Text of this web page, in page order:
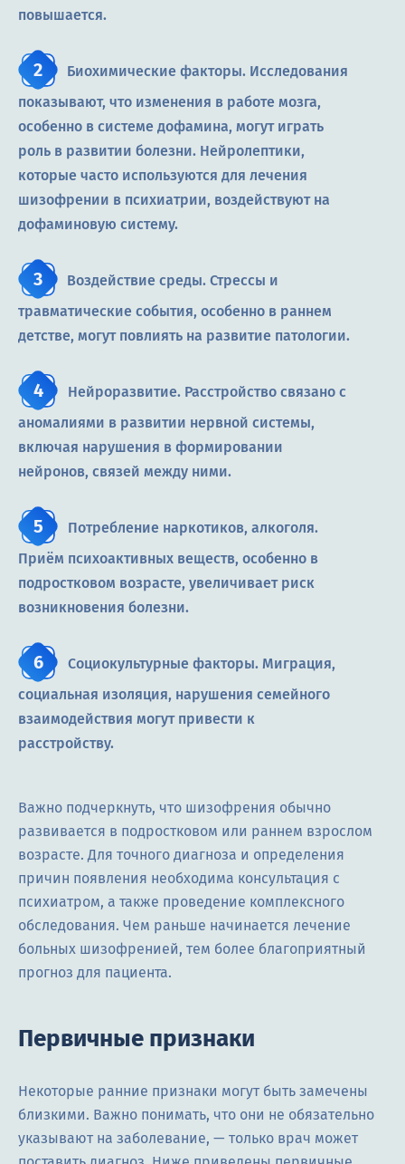
повышается.
Биохимические факторы. Исследования
показывают, что изменения в работе мозга,
особенно в системе дофамина, могут играть
роль в развитии болезни. Нейролептики,
которые часто используются для лечения
шизофрении в психиатрии, воздействуют на
дофаминовую систему.
Воздействие среды. Стрессы и
травматические события, особенно в раннем
детстве, могут повлиять на развитие патологии.
Нейроразвитие. Расстройство связано с
аномалиями в развитии нервной системы,
включая нарушения в формировании
нейронов, связей между ними.
Потребление наркотиков, алкоголя.
Приём психоактивных веществ, особенно в
подростковом возрасте, увеличивает риск
возникновения болезни.
Социокультурные факторы. Миграция,
социальная изоляция, нарушения семейного
взаимодействия могут привести к
расстройству.
Важно подчеркнуть, что шизофрения обычно
развивается в подростковом или раннем взрослом
возрасте. Для точного диагноза и определения
причин появления необходима консультация с
психиатром, а также проведение комплексного
обследования. Чем раньше начинается лечение
больных шизофренией, тем более благоприятный
прогноз для пациента.
Первичные признаки
Некоторые ранние признаки могут быть замечены
близкими. Важно понимать, что они не обязательно
указывают на заболевание, — только врач может